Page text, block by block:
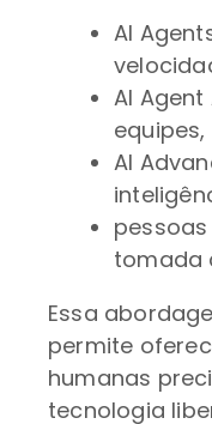
AI
AI
equipes,
AI
tomada
Essa
permite
humanas
tecnologia